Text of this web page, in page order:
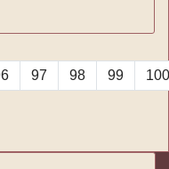
97 98 99 100